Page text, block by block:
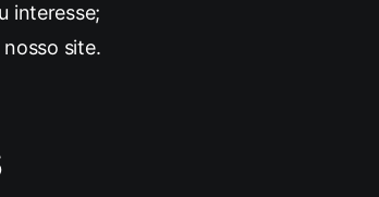
interesse;
site.